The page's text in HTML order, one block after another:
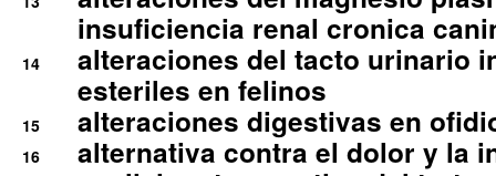
insuficiencia renal cronica
14
alteraciones del tacto urinario
esteriles en felinos
15 alteraciones digestivas en
16 alternativa contra el dolor y la